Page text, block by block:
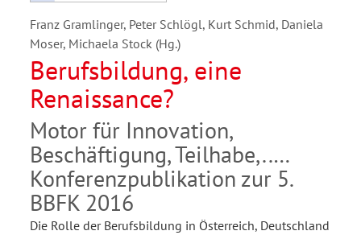
Franz Gramlinger, Peter Schlögl, Kurt Schmid, Daniela
Moser, Michaela Stock (Hg.)
Berufsbildung, eine
Renaissance?
Motor für Innovation,
Beschäftigung, Teilhabe,..
Konferenzpublikation zur 5.
BBFK 2016
Die Rolle der Berufsbildung in Österreich, Deutschland